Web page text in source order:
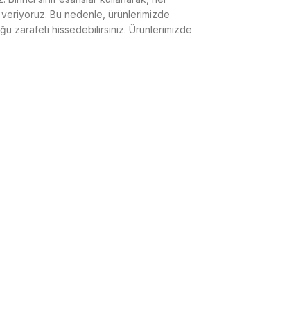
Bu nedenle, ürünlerimizde
zarafeti hissedebilirsiniz. Ürünlerimizde